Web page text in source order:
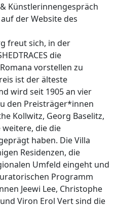
Künstlerinnengespräch
der Website des
freut sich, in der
die
vorstellen zu
ist der älteste
wird seit 1905 an vier
den Preisträger*innen
Kollwitz, Georg Baselitz,
die die
haben. Die Villa
Residenzen, die
Umfeld eingeht und
Programm
Jeewi Lee, Christophe
Viron Erol Vert sind die